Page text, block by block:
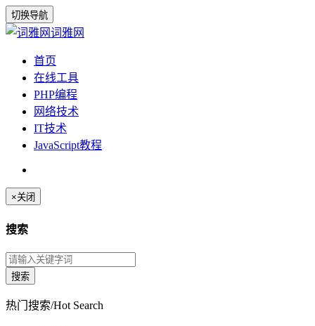
切换导航
词雅网
首页
在线工具
PHP编程
网络技术
IT技术
JavaScript教程
×关闭
搜索
热门搜索/Hot Search